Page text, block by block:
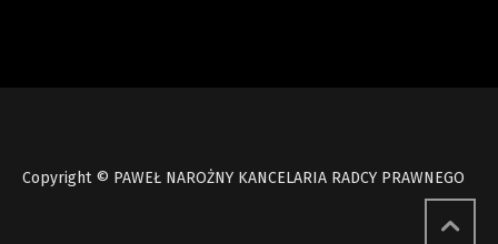
Copyright © PAWEŁ NAROŻNY KANCELARIA RADCY PRAWNEGO